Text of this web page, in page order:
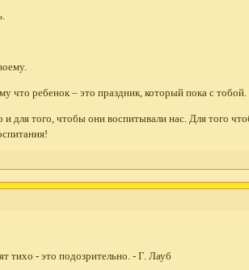
ребенок – это праздник, который пока с тобой.
для того, чтобы они воспитывали нас. Для того
тихо - это подозрительно. - Г. Лауб